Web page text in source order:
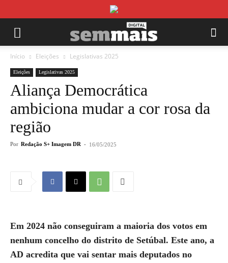
Início Eleições Legislativas 2025
Eleições Legislativas 2025
Aliança Democrática
ambiciona mudar a cor rosa da
região
Por Redação S+ Imagem DR - 16/05/2025
Em 2024 não conseguiram a maioria dos votos em
nenhum concelho do distrito de Setúbal. Este ano, a
AD acredita que vai sentar mais deputados no